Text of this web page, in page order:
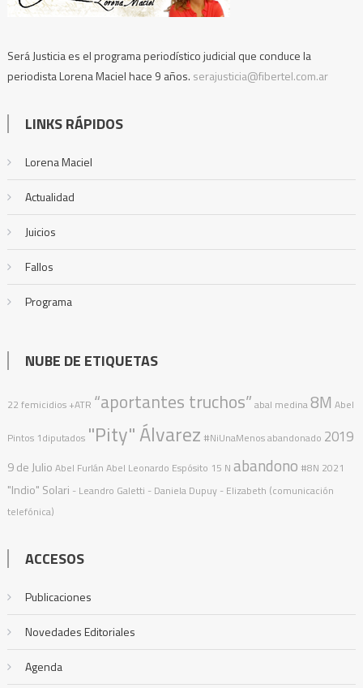
Será Justicia es el programa periodístico judicial que conduce la
periodista Lorena Maciel hace 9 años. serajusticia@fibertel.com.ar
LINKS RÁPIDOS
Lorena Maciel
Actualidad
Juicios
Fallos
Programa
NUBE DE ETIQUETAS
22 femicidios +ATR “aportantes truchos” abal medina8M Abel
Pintos 1diputados "Pity" Álvarez #NiUnaMenosabandonado 2019
9 de Julio Abel Furlán Abel Leonardo Espósito 15 N abandono #8N 2021
"Indio" Solari - Leandro Galetti - Daniela Dupuy - Elizabeth (comunicación
telefónica)
ACCESOS
Publicaciones
Novedades Editoriales
Agenda